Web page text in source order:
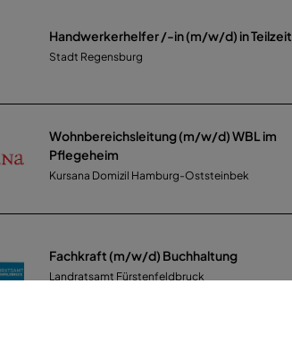
Handwerkerhelfer /-in (m/w/d) in Teilzeit
Stadt Regensburg
Wohnbereichsleitung (m/w/d) WBL im
Pflegeheim
Kursana Domizil Hamburg-Oststeinbek
Fachkraft (m/w/d) Buchhaltung
Landratsamt Fürstenfeldbruck